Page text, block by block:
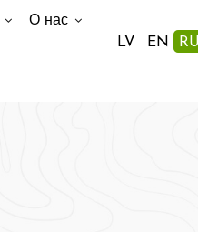
О нас
LV EN RU